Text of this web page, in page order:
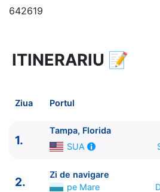
642619
6 zile vacanta de croaziera in
link oferta
Plecare pe 01 Aug 2026 din
Royal Caribbean International
ITINERARIU 📝
Ziua Portul
1.
Tampa, Florida
SUA
2.
Zi de navigare
pe Mare